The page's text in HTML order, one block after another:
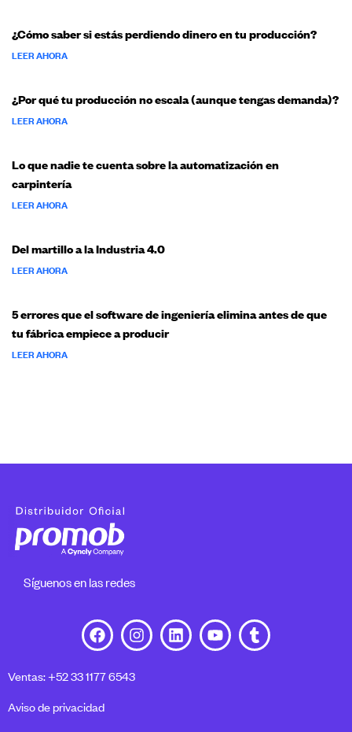
¿Cómo saber si estás perdiendo dinero en tu producción?
LEER AHORA
¿Por qué tu producción no escala (aunque tengas demanda)?
LEER AHORA
Lo que nadie te cuenta sobre la automatización en
carpintería
LEER AHORA
Del martillo a la Industria 4.0
LEER AHORA
5 errores que el software de ingeniería elimina antes de que
tu fábrica empiece a producir
LEER AHORA
Síguenos en las redes
Ventas: +52 33 1177 6543
Aviso de privacidad